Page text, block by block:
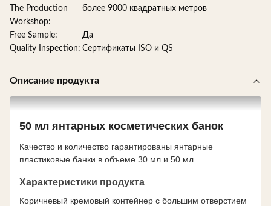
The Production
Workshop:
более 9000 квадратных метров
Free Sample:
Да
Quality Inspection: Сертификаты ISO и QS
Описание продукта
50 мл янтарных косметических банок
Качество и количество гарантированы янтарные
пластиковые банки в объеме 30 мл и 50 мл.
Характеристики продукта
Коричневый кремовый контейнер с большим отверстием